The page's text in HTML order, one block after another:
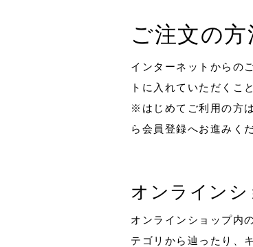
ご注文の方
インターネットからの
トに入れていただくこ
※はじめてご利用の方
ら会員登録へお進みく
オンライン
オンラインショップ内
テゴリから辿ったり、